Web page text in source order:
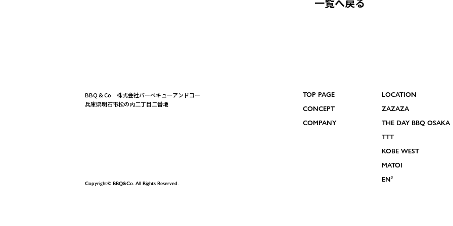
BBQ & Co 株式会社バーベキューアンドコー
兵庫県明石市松の内二丁目二番地
TOP PAGE
CONCEPT
COMPANY
LOCATION
ZAZAZA
THE DAY BBQ OSAKA
TTT
KOBE WEST
MATOI
EN³
Copyright© BBQ&Co. All Rights Reserved.